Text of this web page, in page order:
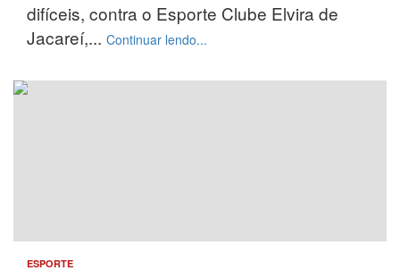
difíceis, contra o Esporte Clube Elvira de
Jacareí,... Continuar lendo...
ESPORTE